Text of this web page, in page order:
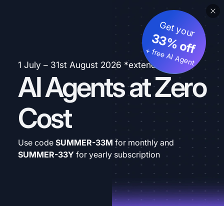
1 July – 31st August 2026 *extended
AI Agents at Zero
Cost
Get your
33% off
+ free AI Agent
Use code SUMMER-33M for monthly and
SUMMER-33Y for yearly subscription